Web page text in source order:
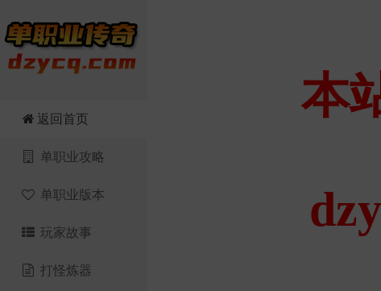
返回首页
单职业攻略
单职业版本
玩家故事
打怪炼器